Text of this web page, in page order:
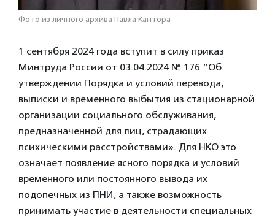
Фото из личного архива Павла Кантора
1 сентября 2024 года вступит в силу приказ
Минтруда России от 03.04.2024 № 176 “Об
утверждении Порядка и условий перевода,
выписки и временного выбытия из стационарной
организации социального обслуживания,
предназначенной для лиц, страдающих
психическими расстройствами». Для НКО это
означает появление ясного порядка и условий
временного или постоянного вывода их
подопечных из ПНИ, а также возможность
принимать участие в деятельности специальных